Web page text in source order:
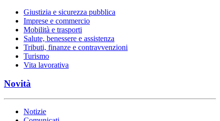
Giustizia e sicurezza pubblica
Imprese e commercio
Mobilità e trasporti
Salute, benessere e assistenza
Tributi, finanze e contravvenzioni
Turismo
Vita lavorativa
Novità
Notizie